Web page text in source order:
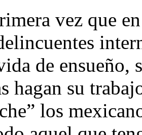
vez que
de ensueño,
hagan su
los